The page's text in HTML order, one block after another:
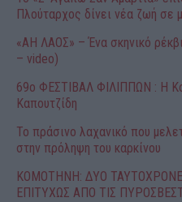
Πλούταρχος δίνει νέα ζωή σε
«ΑΗ ΛΑΟΣ» – Ένα σκηνικό
– video)
69o ΦΕΣΤΙΒΑΛ ΦΙΛΙΠΠΩΝ : H
Καπουτζίδη
Το πράσινο λαχανικό που
στην πρόληψη του καρκίνου
ΚΟΜΟΤΗΝΗ: ΔΥΟ
ΕΠΙΤΥΧΩΣ ΑΠΟ ΤΙΣ